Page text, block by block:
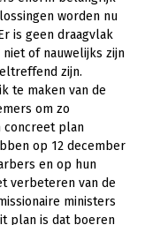
worden nu
is geen draagvlak
of nauwelijks zijn
zijn.
te maken van de
om zo
concreet plan
op 12 december
en op hun
verbeteren van de
ministers
plan is dat boeren